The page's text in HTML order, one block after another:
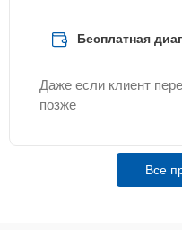
Бесплатная
Даже если клиент
позже
Все